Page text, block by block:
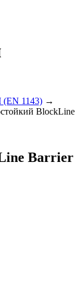
(EN 1143) →
BlockLine
Barrier